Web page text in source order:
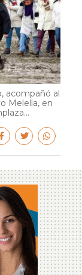
acompañó al
Melella, en